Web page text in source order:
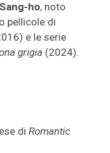
ho, noto
pellicole di
e le serie
grigia (2024).
di Romantic